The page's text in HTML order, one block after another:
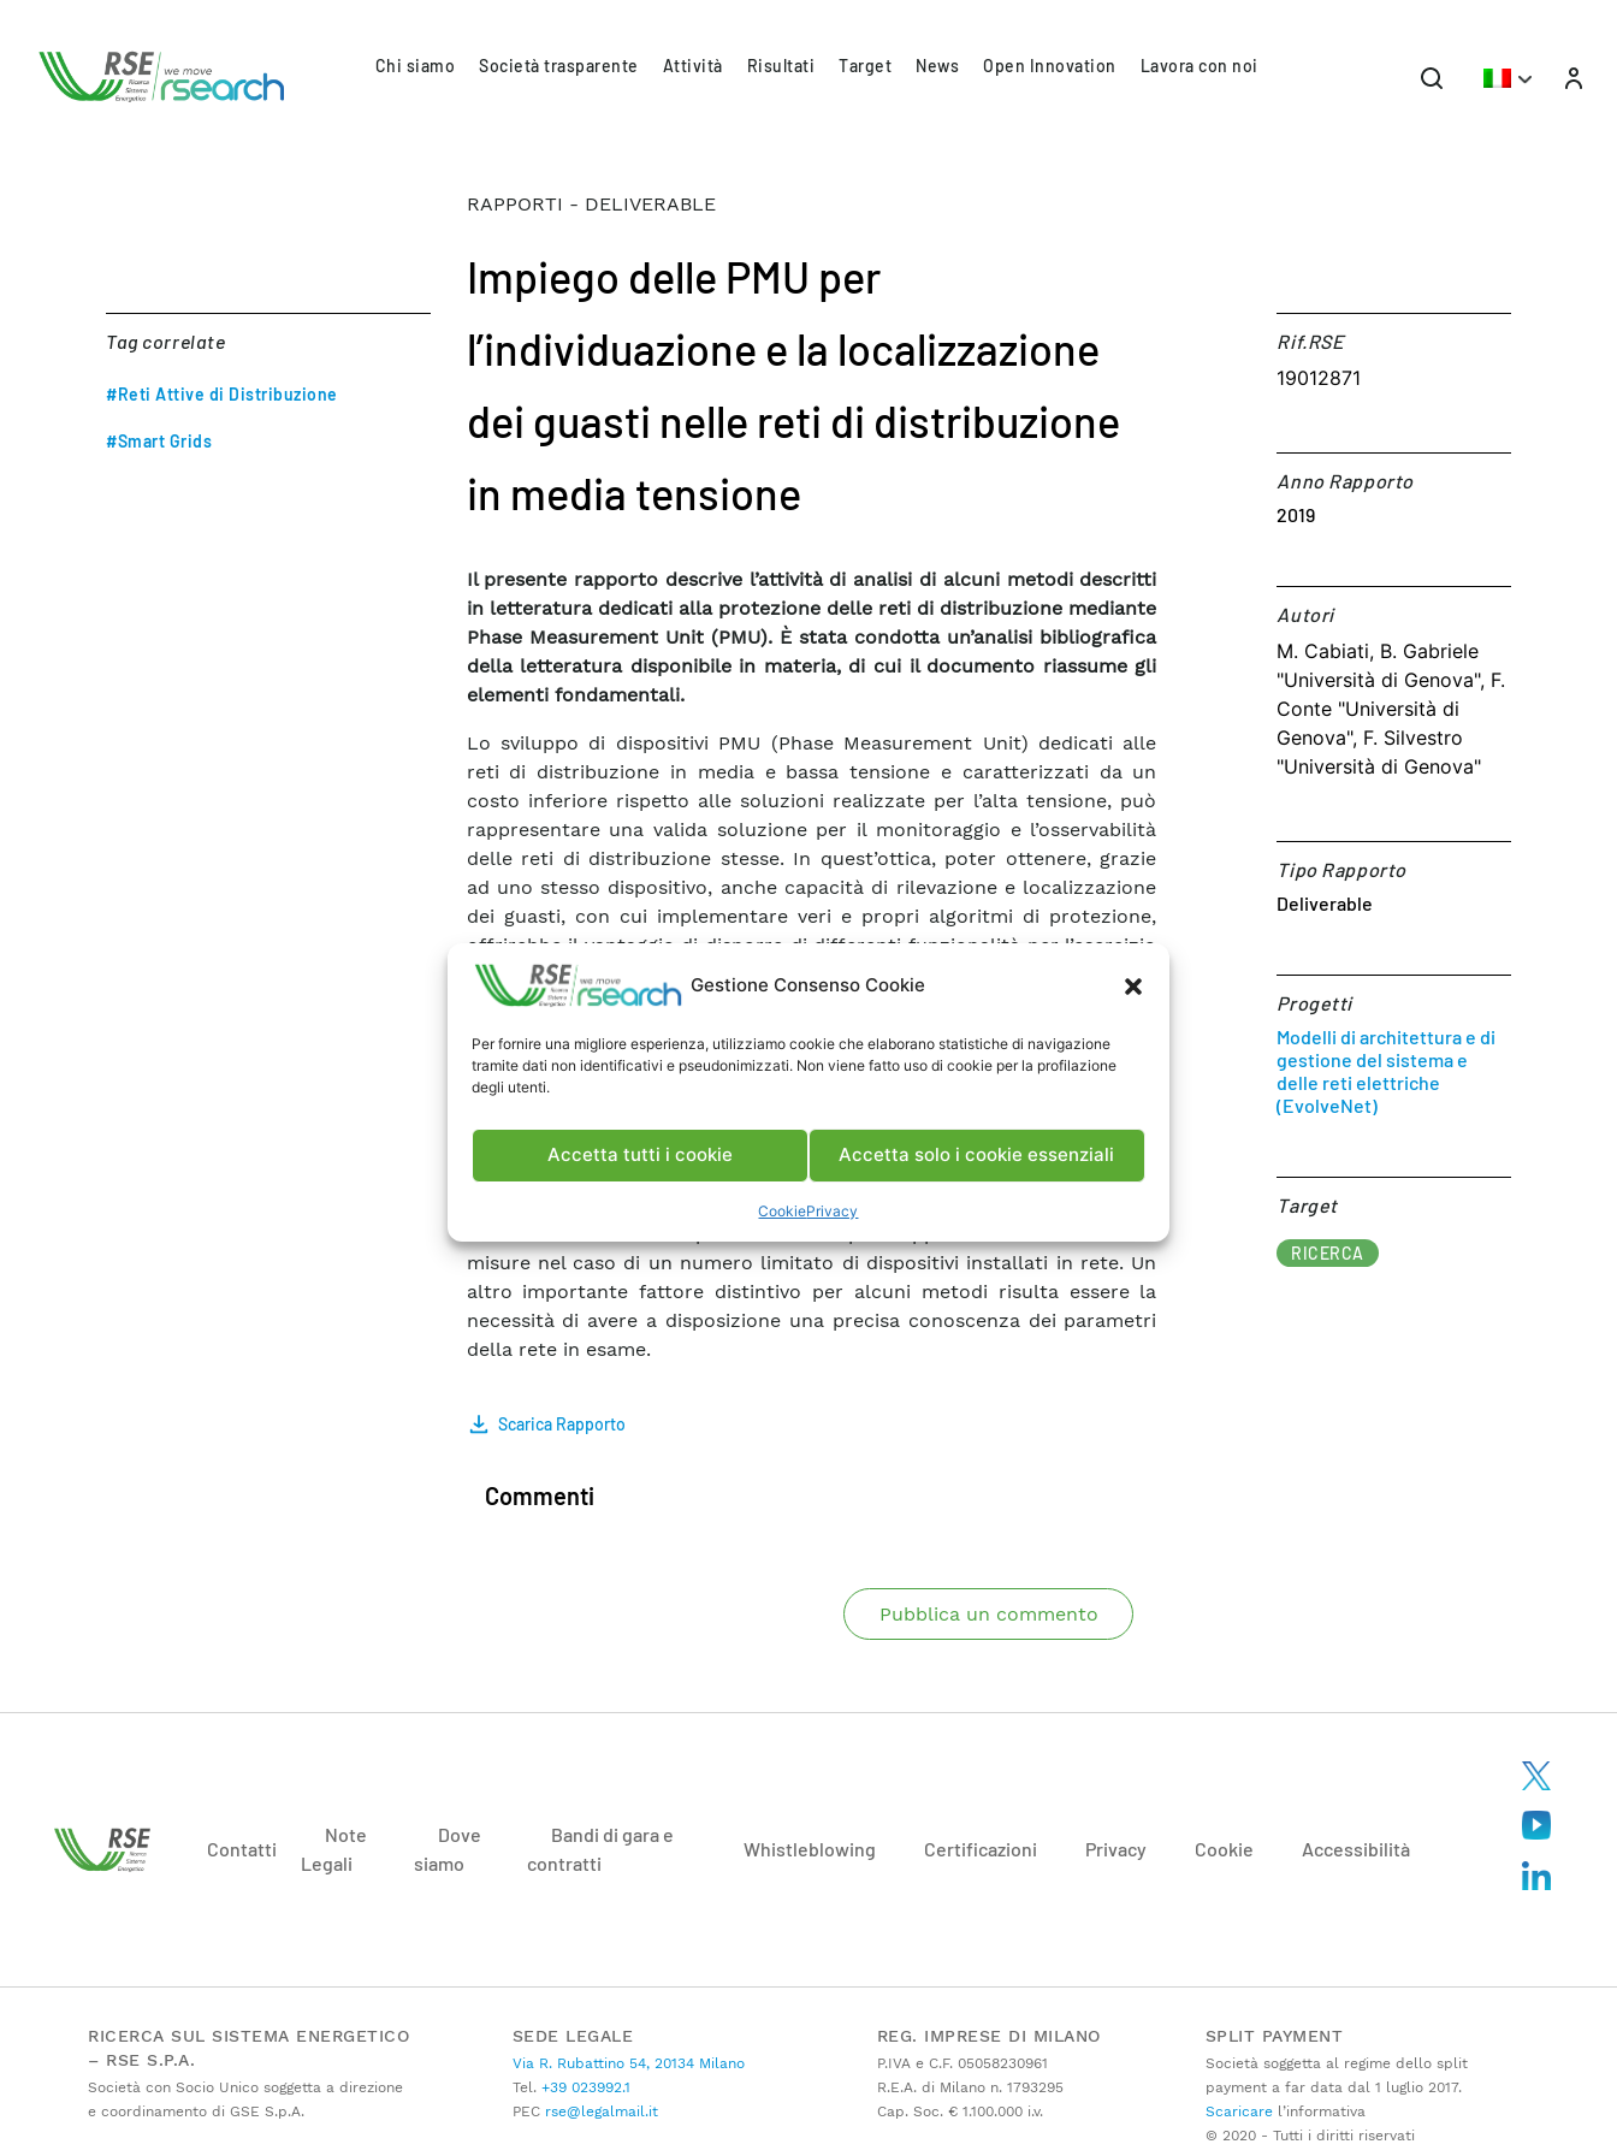
Gestione Consenso Cookie
Per fornire una migliore esperienza, utilizziamo cookie che elaborano statistiche di navigazione
tramite dati non identificativi e pseudonimizzati. Non viene fatto uso di cookie per la profilazione
degli utenti.
Accetta tutti i cookie Accetta solo i cookie essenziali
CookiePrivacy
Chi siamo Società trasparente Attività Risultati Target News Open Innovation Lavora con noi
Tag correlate
#Reti Attive di Distribuzione
#Smart Grids
RAPPORTI - DELIVERABLE
Impiego delle PMU per
l’individuazione e la localizzazione
dei guasti nelle reti di distribuzione
in media tensione
Il presente rapporto descrive l’attività di analisi di alcuni metodi descritti
in letteratura dedicati alla protezione delle reti di distribuzione mediante
Phase Measurement Unit (PMU). È stata condotta un’analisi bibliografica
della letteratura disponibile in materia, di cui il documento riassume gli
elementi fondamentali.
Lo sviluppo di dispositivi PMU (Phase Measurement Unit) dedicati alle
reti di distribuzione in media e bassa tensione e caratterizzati da un
costo inferiore rispetto alle soluzioni realizzate per l’alta tensione, può
rappresentare una valida soluzione per il monitoraggio e l’osservabilità
delle reti di distribuzione stesse. In quest’ottica, poter ottenere, grazie
ad uno stesso dispositivo, anche capacità di rilevazione e localizzazione
dei guasti, con cui implementare veri e propri algoritmi di protezione,
offrirebbe il vantaggio di disporre di differenti funzionalità per l’esercizio
della rete incluse in un unico apparato di misura.
In tale contesto, l’attività riportata nel rapporto mira ad analizzare
distribuzione mediante dispositivi PMU, al fine di valutarne criticamente
le prestazioni in termini di efficacia della funzione di protezione e
letteratura disponibile in materia, da cui sono stati estratti e analizzati i
metodi ritenuti più significativi. I metodi proposti si basano su differenti
ipotesi relative, ad esempio, al numero di dispositivi PMU impiegati o al
misure nel caso di un numero limitato di dispositivi installati in rete. Un
altro importante fattore distintivo per alcuni metodi risulta essere la
necessità di avere a disposizione una precisa conoscenza dei parametri
della rete in esame.
Scarica Rapporto
Rif.RSE​
19012871
Anno Rapporto
2019
Autori​
M. Cabiati, B. Gabriele
"Università di Genova", F.
Conte "Università di
Genova", F. Silvestro
"Università di Genova"
Tipo Rapporto
Deliverable
Progetti
Modelli di architettura e di
gestione del sistema e
delle reti elettriche
(EvolveNet)
Target​
RICERCA
Commenti
Pubblica un commento
Contatti
Note
Legali
Dove
siamo
Bandi di gara e
contratti
Whistleblowing Certificazioni Privacy Cookie Accessibilità
RICERCA SUL SISTEMA ENERGETICO
– RSE S.P.A.
Società con Socio Unico soggetta a direzione
e coordinamento di GSE S.p.A.
SEDE LEGALE
Via R. Rubattino 54, 20134 Milano
Tel. +39 023992.1
PECrse@legalmail.it
REG. IMPRESE DI MILANO
P.IVA e C.F. 05058230961
R.E.A. di Milano n. 1793295
Cap. Soc. € 1.100.000 i.v.
SPLIT PAYMENT
Società soggetta al regime dello split
payment a far data dal 1 luglio 2017.
Scaricarel’informativa
© 2020 - Tutti i diritti riservati